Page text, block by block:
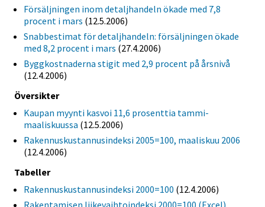
Försäljningen inom detaljhandeln ökade med 7,8
procent i mars (12.5.2006)
Snabbestimat för detaljhandeln: försäljningen ökade
med 8,2 procent i mars (27.4.2006)
Byggkostnaderna stigit med 2,9 procent på årsnivå
(12.4.2006)
Översikter
Kaupan myynti kasvoi 11,6 prosenttia tammi-
maaliskuussa (12.5.2006)
Rakennuskustannusindeksi 2005=100, maaliskuu 2006
(12.4.2006)
Tabeller
Rakennuskustannusindeksi 2000=100 (12.4.2006)
Rakentamisen liikevaihtoindeksi 2000=100 (Excel)